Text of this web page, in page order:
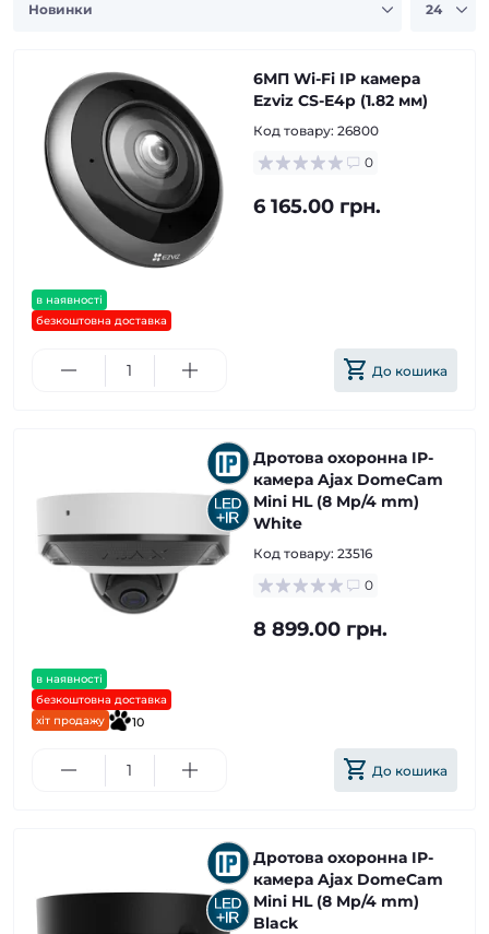
в наявності
безкоштовна доставка
6МП Wi-Fi IP камера
Ezviz CS-E4p (1.82 мм)
Код товару: 26800
0
6 165.00 грн.
До кошика
в наявності
безкоштовна доставка
хіт продажу
10
Дротова охоронна IP-
камера Ajax DomeCam
Mini HL (8 Mp/4 mm)
White
Код товару: 23516
0
8 899.00 грн.
До кошика
Дротова охоронна IP-
камера Ajax DomeCam
Mini HL (8 Mp/4 mm)
Black